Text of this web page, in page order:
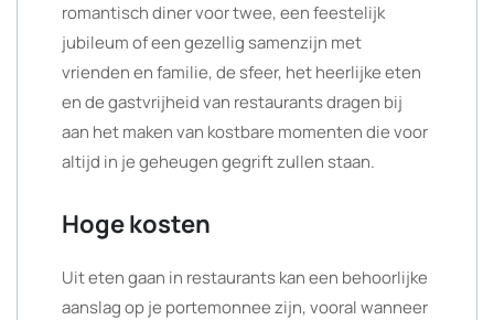
romantisch diner voor twee, een feestelijk
jubileum of een gezellig samenzijn met
vrienden en familie, de sfeer, het heerlijke eten
en de gastvrijheid van restaurants dragen bij
aan het maken van kostbare momenten die voor
altijd in je geheugen gegrift zullen staan.
Hoge kosten
Uit eten gaan in restaurants kan een behoorlijke
aanslag op je portemonnee zijn, vooral wanneer